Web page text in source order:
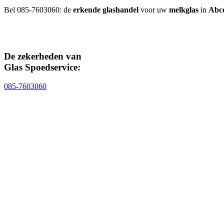
Bel 085-7603060: de erkende glashandel voor uw melkglas in
De zekerheden van
Glas Spoedservice:
085-7603060